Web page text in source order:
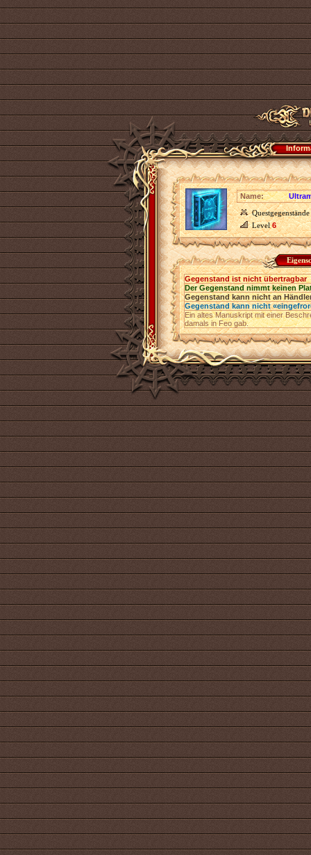
Name:
Questgegenstände
Level6
Gegenstand ist nicht übertragbar
Der Gegenstand nimmt keinen
Gegenstand kann nicht an
Gegenstand kann nicht
Ein altes Manuskript mit einer
damals in Feo gab.